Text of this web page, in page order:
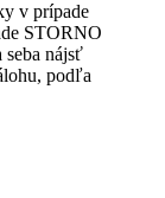
v prípade
STORNO
seba nájsť
podľa